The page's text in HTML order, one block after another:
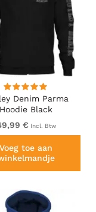
Denim Parma
Hoodie Black
€ Incl. Btw
Voeg toe aan